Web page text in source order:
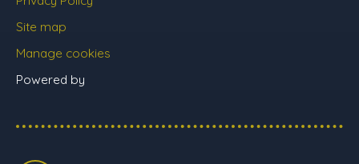
Site map
Manage cookies
Powered by